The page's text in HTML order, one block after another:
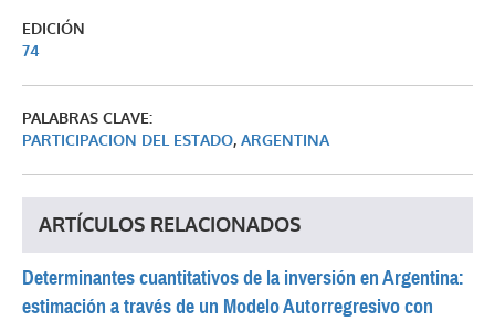
EDICIÓN
74
PALABRAS CLAVE:
PARTICIPACION DEL ESTADO, ARGENTINA
ARTÍCULOS RELACIONADOS
Determinantes cuantitativos de la inversión en Argentina:
estimación a través de un Modelo Autorregresivo con